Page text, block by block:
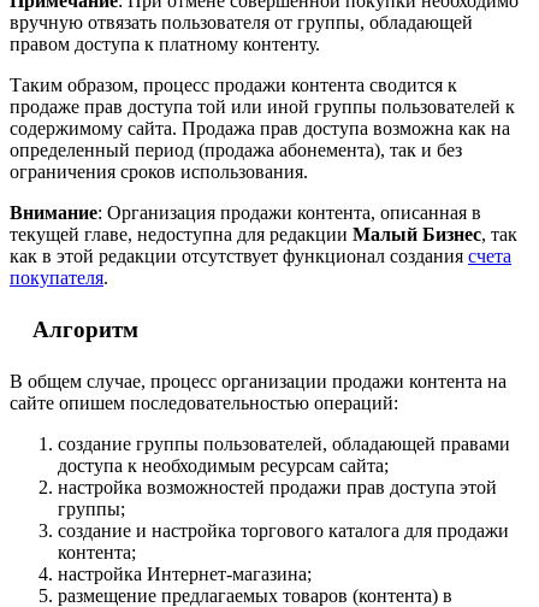
вручную отвязать пользователя от группы, обладающей
правом доступа к платному контенту.
Таким образом, процесс продажи контента сводится к
продаже прав доступа той или иной группы пользователей к
содержимому сайта. Продажа прав доступа возможна как на
определенный период (продажа абонемента), так и без
ограничения сроков использования.
Внимание: Организация продажи контента, описанная в
текущей главе, недоступна для редакции Малый Бизнес, так
как в этой редакции отсутствует функционал создания счета
покупателя.
Алгоритм
В общем случае, процесс организации продажи контента на
сайте опишем последовательностью операций:
создание группы пользователей, обладающей правами
доступа к необходимым ресурсам сайта;
настройка возможностей продажи прав доступа этой
группы;
создание и настройка торгового каталога для продажи
контента;
настройка Интернет-магазина;
размещение предлагаемых товаров (контента) в